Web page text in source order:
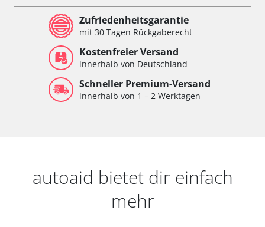
Zufriedenheitsgarantie
mit 30 Tagen Rückgaberecht
Kostenfreier Versand
innerhalb von Deutschland
Schneller Premium-Versand
innerhalb von 1 – 2 Werktagen
autoaid bietet dir einfach
mehr